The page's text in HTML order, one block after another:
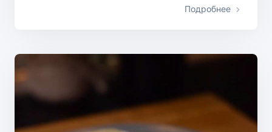
Подробнее